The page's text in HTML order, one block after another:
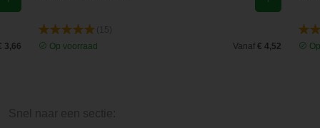
3,66
Op voorraad
Vanaf € 4,52